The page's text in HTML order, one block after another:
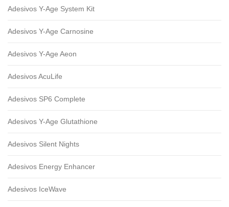
Adesivos Y-Age System Kit
Adesivos Y-Age Carnosine
Adesivos Y-Age Aeon
Adesivos AcuLife
Adesivos SP6 Complete
Adesivos Y-Age Glutathione
Adesivos Silent Nights
Adesivos Energy Enhancer
Adesivos IceWave